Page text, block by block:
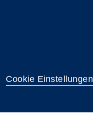
Cookie Einstellungen